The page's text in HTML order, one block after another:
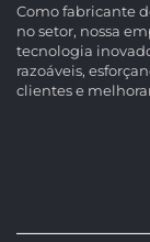
Como fabricante
no setor, nossa
tecnologia
razoáveis,
clientes e